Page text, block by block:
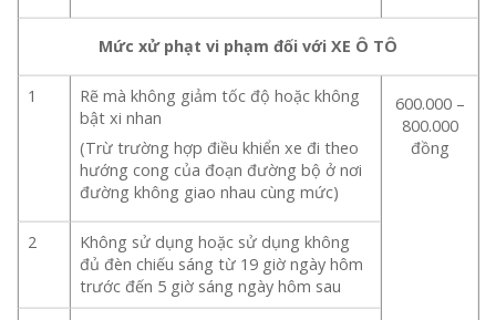
Mức xử phạt vi phạm đối với XE Ô TÔ
1
Rẽ mà không giảm tốc độ hoặc không
bật xi nhan
(Trừ trường hợp điều khiển xe đi theo
hướng cong của đoạn đường bộ ở nơi
đường không giao nhau cùng mức)
600.000 –
800.000
đồng
2
Không sử dụng hoặc sử dụng không
đủ đèn chiếu sáng từ 19 giờ ngày hôm
trước đến 5 giờ sáng ngày hôm sau